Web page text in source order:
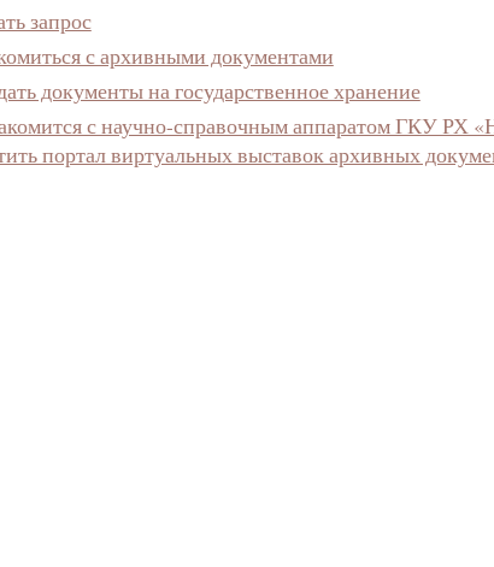
запрос
с архивными документами
документы на государственное хранение
с научно-справочным аппаратом ГКУ РХ
портал виртуальных выставок архивных